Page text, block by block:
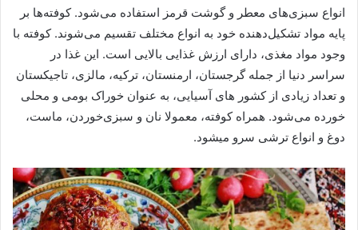
انواع سبزی‌های معطر و گوشت قرمز استفاده می‌شود. کوفته‌ها بر
پایه مواد تشکیل‌دهنده خود به انواع مختلف تقسیم می‌شوند. کوفته با
وجود مواد مغذی، دارای ارزش غذایی بالایی است. این غذا در
سراسر دنیا از جمله گرجستان، ارمنستان، ترکیه، مالزی، تاجیکستان
و تعداد زیادی از کشور های آسیایی، به عنوان خوراک بومی و محلی
خورده می‌شود. همراه کوفته، معمولا نان و سبزی‌خوردن، ماست،
دوغ و انواع ترشی سرو میشود.